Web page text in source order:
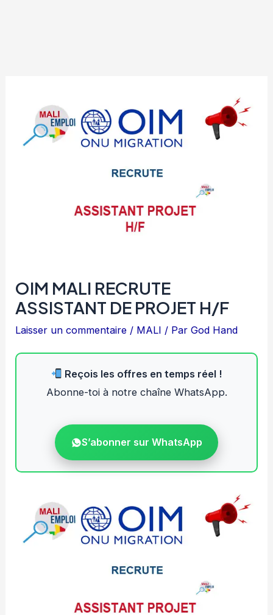
OIM MALI RECRUTE
ASSISTANT DE PROJET H/F
Laisser un commentaire / MALI / ParGod Hand
Reçois les offres en temps réel !
Abonne-toi à notre chaîne WhatsApp.
S’abonner sur WhatsApp